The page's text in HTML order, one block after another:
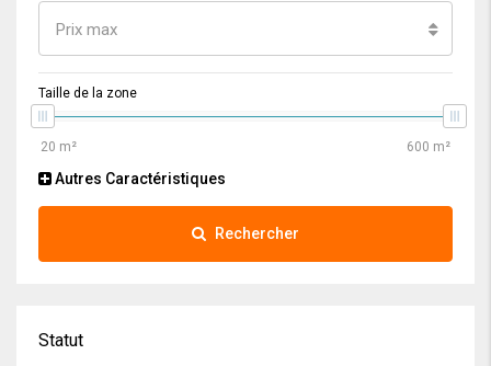
Prix max
Taille de la zone
Autres Caractéristiques
Rechercher
Statut